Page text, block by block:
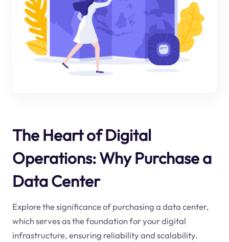
The Heart of Digital
Operations: Why Purchase a
Data Center
Explore the significance of purchasing a data center,
which serves as the foundation for your digital
infrastructure, ensuring reliability and scalability.